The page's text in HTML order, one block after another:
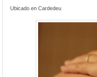
Ubicado en Cardedeu